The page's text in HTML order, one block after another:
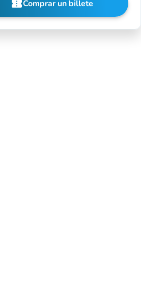
confirmation_numberComprar un billete
(nueva pestaña)